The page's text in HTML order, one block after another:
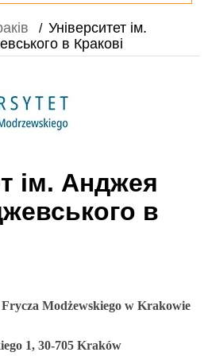
/ Університет ім.
в Кракові
ім. Анджея
в
Modżewskiego w Krakowie
1, 30-705 Kraków